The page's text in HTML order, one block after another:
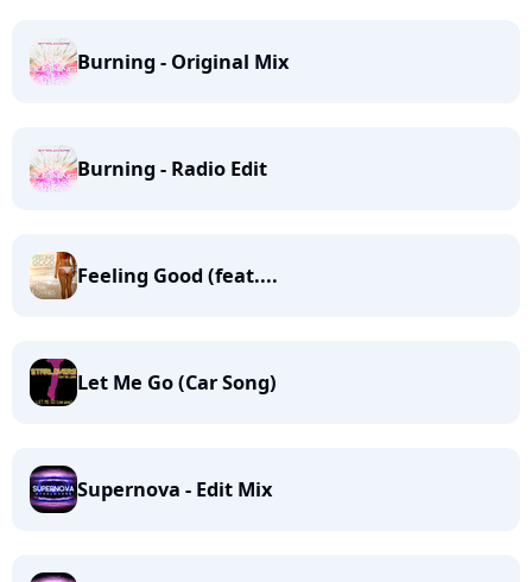
Burning - Original Mix
Burning - Radio Edit
Feeling Good (feat....
Let Me Go (Car Song)
Supernova - Edit Mix